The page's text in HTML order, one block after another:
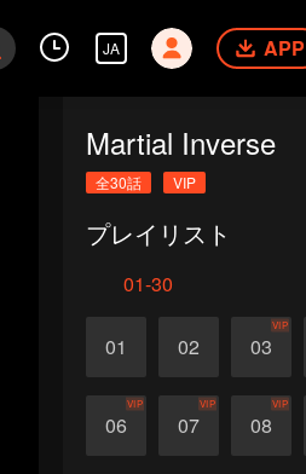
JA APP
Martial Inverse
全30話 VIP
プレイリスト
01-30
01 02 03
VIP
06
VIP
07
VIP
08
VIP